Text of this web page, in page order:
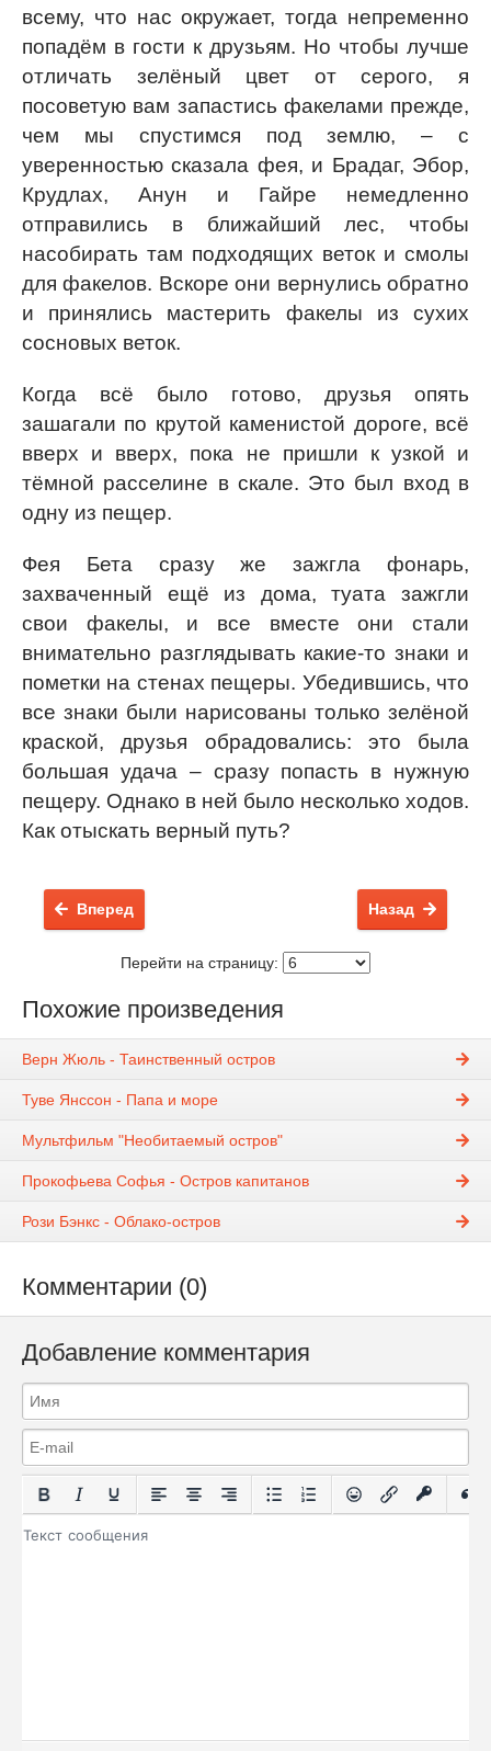
всему, что нас окружает, тогда непременно
попадём в гости к друзьям. Но чтобы лучше
отличать зелёный цвет от серого, я
посоветую вам запастись факелами прежде,
чем мы спустимся под землю, – с
уверенностью сказала фея, и Брадаг, Эбор,
Крудлах, Анун и Гайре немедленно
отправились в ближайший лес, чтобы
насобирать там подходящих веток и смолы
для факелов. Вскоре они вернулись обратно
и принялись мастерить факелы из сухих
сосновых веток.
Когда всё было готово, друзья опять
зашагали по крутой каменистой дороге, всё
вверх и вверх, пока не пришли к узкой и
тёмной расселине в скале. Это был вход в
одну из пещер.
Фея Бета сразу же зажгла фонарь,
захваченный ещё из дома, туата зажгли
свои факелы, и все вместе они стали
внимательно разглядывать какие-то знаки и
пометки на стенах пещеры. Убедившись, что
все знаки были нарисованы только зелёной
краской, друзья обрадовались: это была
большая удача – сразу попасть в нужную
пещеру. Однако в ней было несколько ходов.
Как отыскать верный путь?
Назад
Вперед
Перейти на страницу:
Похожие произведения
Верн Жюль - Таинственный остров
Туве Янссон - Папа и море
Мультфильм "Необитаемый остров"
Прокофьева Софья - Остров капитанов
Рози Бэнкс - Облако-остров
Комментарии (0)
Добавление комментария